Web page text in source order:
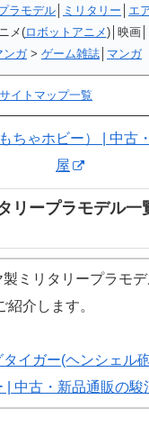
ラモデル ミリタリー
エ
メ(ロボットアニメ)│映画│
ンガ> ゲーム雑誌 マンガ
サイトマップ一覧
ちゃホビー） | 中古
屋
リープラモデル一
製ミリタリープラモ
紹介します。
タイガー(ヘンシェル
| 中古・新品通販の駿